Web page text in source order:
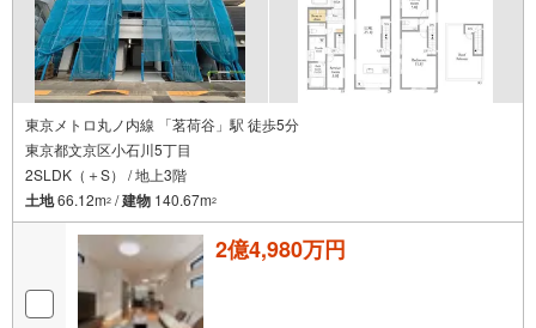
東京メトロ丸ノ内線 「茗荷谷」駅 徒歩5分
東京都文京区小石川5丁目
2SLDK（＋S） / 地上3階
土地66.12m2 /建物 140.67m2
2億4,980万円